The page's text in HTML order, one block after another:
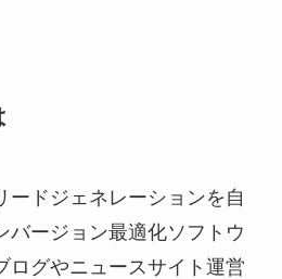
ードジェネレーションを自
バージョン最適化ソフトウ
ログやニュースサイト運営